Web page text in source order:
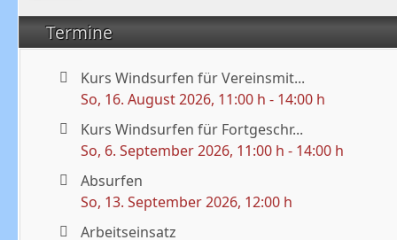
Termine
Kurs Windsurfen für Vereinsmit...
So, 16. August 2026, 11:00 h - 14:00 h
Kurs Windsurfen für Fortgeschr...
So, 6. September 2026, 11:00 h - 14:00 h
Absurfen
So, 13. September 2026, 12:00 h
Arbeitseinsatz